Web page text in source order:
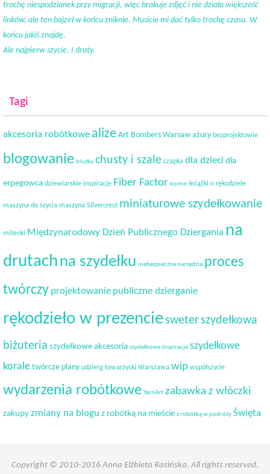
trochę niespodzianek przy migracji, więc brakuje zdjęć i nie działa większość
linków, ale ten bajzel w końcu zniknie. Musicie mi dać tylko trochę czasu. W
końcu jakiś znajdę.
Ale najpierw szycie. I druty.
Tagi
akcesoria robótkowe alize Art Bombers Warsaw ażury bezprojektowie
blogowanie bluzka chusty i szale czapka dla dzieci dla
erpegowca dziewiarskie inspiracje Fiber Factor komin książki o rękodziele
maszyna do szycia maszyna Silvercrest miniaturowe szydełkowanie
mitenki Międzynarodowy Dzień Publicznego Dziergania na
drutachna szydełku niebezpieczne narzędzia proces
twórczy projektowanie publiczne dzierganie
rękodzieło w prezenciesweterszydełkowa
biżuteria szydełkowe akcesoria szydełkowe inspiracje szydełkowe
korale twórcze plany udzierg towarzyski Warszawa wip współszycie
wydarzenia robótkowe YarnArt zabawka z włóczki
zakupy zmiany na blogu z robótką na mieście z robótką w podróży Święta
Copyright © 2010-2016 Anna Elżbieta Rasińska. All rights reserved.